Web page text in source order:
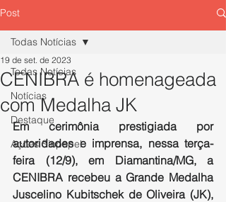
Post
Todas Notícias
Notícias
Destaque
Ações Sinpapel
Todas Notícias
CENIBRA é homenageada
com Medalha JK
19 de set. de 2023
Em cerimônia prestigiada por
autoridades e imprensa, nessa terça-
feira (12/9), em Diamantina/MG, a
CENIBRA recebeu a Grande Medalha
Juscelino Kubitschek de Oliveira (JK),